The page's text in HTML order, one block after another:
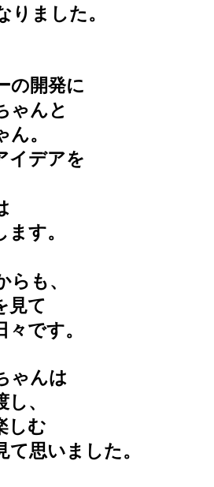
りました。
の開発に
ゃんと
。
イデアを
す。
らも、
見て
です。
ゃんは
、
しむ
て思いました。